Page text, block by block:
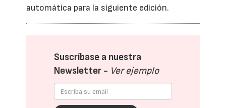
automática para la siguiente edición.
Suscríbase a nuestra
Newsletter - Ver ejemplo